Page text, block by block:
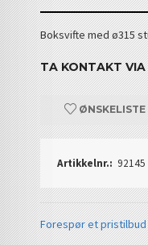
Boksvifte med ø315
TA KONTAKT VIA
ØNSKELISTE
Artikkelnr.: 92145
Forespør et